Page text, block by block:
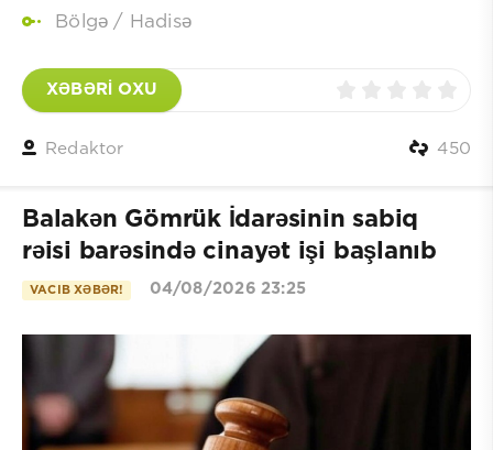
Bölgə / Hadisə
XƏBƏRİ OXU
Redaktor 450
Balakən Gömrük İdarəsinin sabiq
rəisi barəsində cinayət işi başlanıb
VACIB XƏBƏR! 04/08/2026 23:25